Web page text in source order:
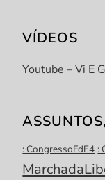
VÍDEOS
Youtube – Vi E
: CongressoFdE4 :